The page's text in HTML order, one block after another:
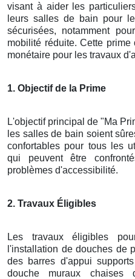
visant à aider les
leurs salles de bain pour
sécurisées, notamment
mobilité réduite. Cette
monétaire pour les travaux
1. Objectif de la Prime
L'objectif principal de "Ma
les salles de bain soient
confortables pour tous les
qui peuvent être
problèmes d'accessibilité.
2. Travaux Éligibles
Les travaux éligibles
l'installation de douches de
des barres d'appui
douche muraux